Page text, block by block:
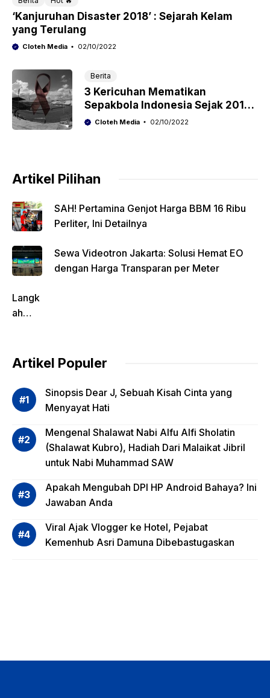
‘Kanjuruhan Disaster 2018’ : Sejarah Kelam
yang Terulang
Cloteh Media 02/10/2022
Berita
3 Kericuhan Mematikan
Sepakbola Indonesia Sejak 2017,
Tragedi Kanjuruhan Terulang!
Cloteh Media 02/10/2022
Artikel Pilihan
SAH! Pertamina Genjot Harga BBM 16 Ribu
Perliter, Ini Detailnya
Sewa Videotron Jakarta: Solusi Hemat EO
dengan Harga Transparan per Meter
Langk
ah
dalam
si
Risiko
asi
Reksa
Saja?
Artikel Populer
Sinopsis Dear J, Sebuah Kisah Cinta yang
Menyayat Hati
Mengenal Shalawat Nabi Alfu Alfi Sholatin
(Shalawat Kubro), Hadiah Dari Malaikat Jibril
untuk Nabi Muhammad SAW
Apakah Mengubah DPI HP Android Bahaya? Ini
Jawaban Anda
Viral Ajak Vlogger ke Hotel, Pejabat
Kemenhub Asri Damuna Dibebastugaskan